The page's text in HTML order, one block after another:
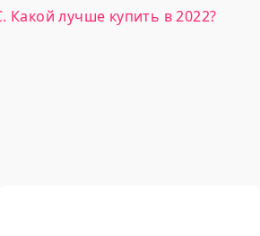
Какой лучше купить в 2022?